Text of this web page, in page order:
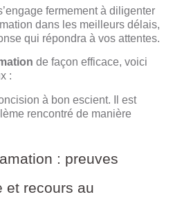
fermement à diligenter
dans les meilleurs délais,
qui répondra à vos attentes.
de façon efficace, voici
:
à bon escient. Il est
rencontré de manière
: preuves
et recours au